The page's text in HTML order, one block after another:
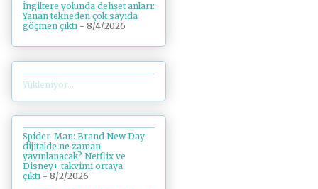
İngiltere yolunda dehşet anları:
Yanan tekneden çok sayıda
göçmen çıktı - 8/4/2026
Yükleniyor...
Spider-Man: Brand New Day
dijitalde ne zaman
yayınlanacak? Netflix ve
Disney+ takvimi ortaya
çıktı - 8/2/2026